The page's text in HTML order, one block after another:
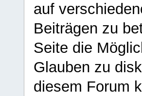
auf
Beiträgen zu
Seite die
Glauben zu
diesem Forum